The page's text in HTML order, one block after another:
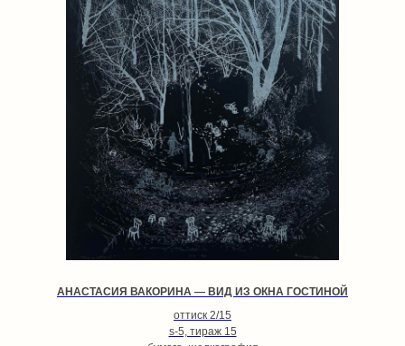
АНАСТАСИЯ ВАКОРИНА — ВИД ИЗ ОКНА ГОСТИНОЙ
оттиск 2/15
s-5, тираж 15